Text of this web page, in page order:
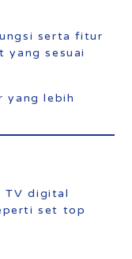
serta fitur
yang sesuai
yang lebih
TV digital
set top